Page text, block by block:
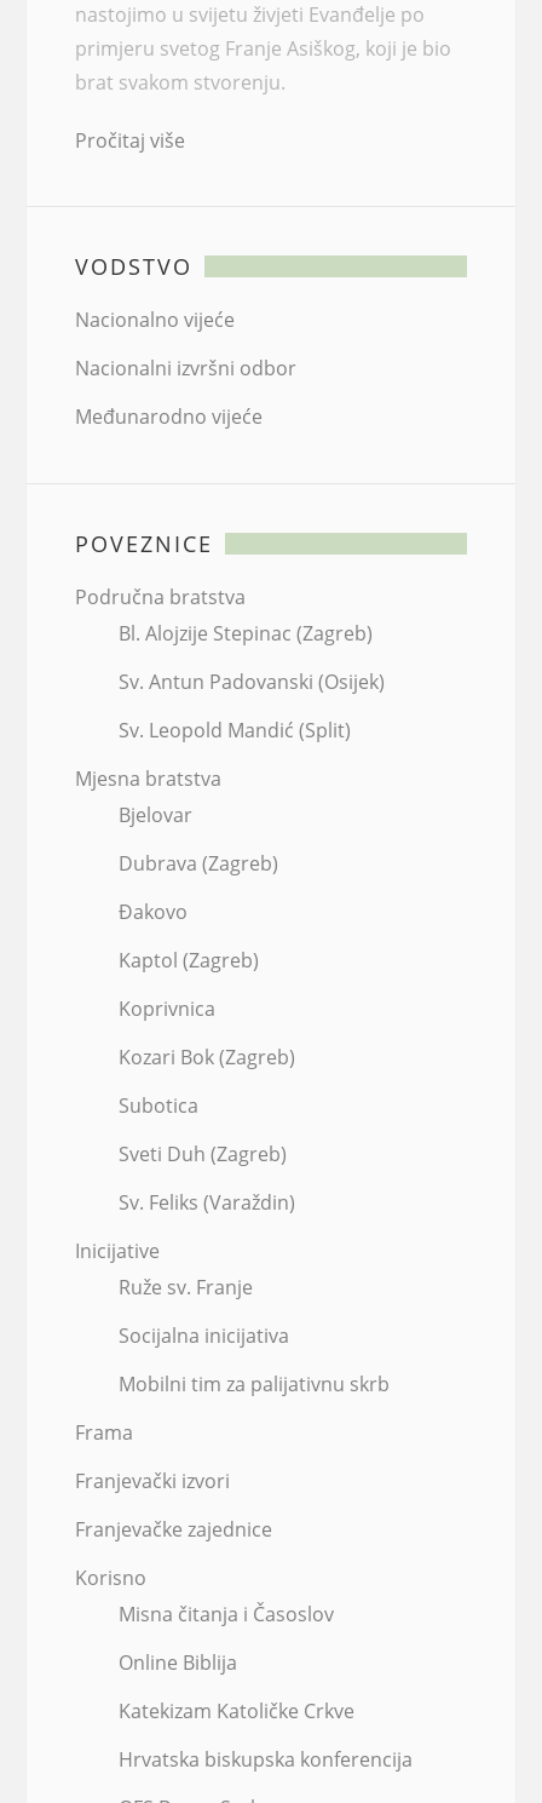
nastojimo u svijetu živjeti Evanđelje po
primjeru svetog Franje Asiškog, koji je bio
brat svakom stvorenju.
Pročitaj više
VODSTVO
Nacionalno vijeće
Nacionalni izvršni odbor
Međunarodno vijeće
POVEZNICE
Područna bratstva
Bl. Alojzije Stepinac (Zagreb)
Sv. Antun Padovanski (Osijek)
Sv. Leopold Mandić (Split)
Mjesna bratstva
Bjelovar
Dubrava (Zagreb)
Đakovo
Kaptol (Zagreb)
Koprivnica
Kozari Bok (Zagreb)
Subotica
Sveti Duh (Zagreb)
Sv. Feliks (Varaždin)
Inicijative
Ruže sv. Franje
Socijalna inicijativa
Mobilni tim za palijativnu skrb
Frama
Franjevački izvori
Franjevačke zajednice
Korisno
Misna čitanja i Časoslov
Online Biblija
Katekizam Katoličke Crkve
Hrvatska biskupska konferencija